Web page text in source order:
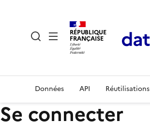
RÉPUBLIQUE
FRANÇAISE
Données API Réutilisations
Se connecter